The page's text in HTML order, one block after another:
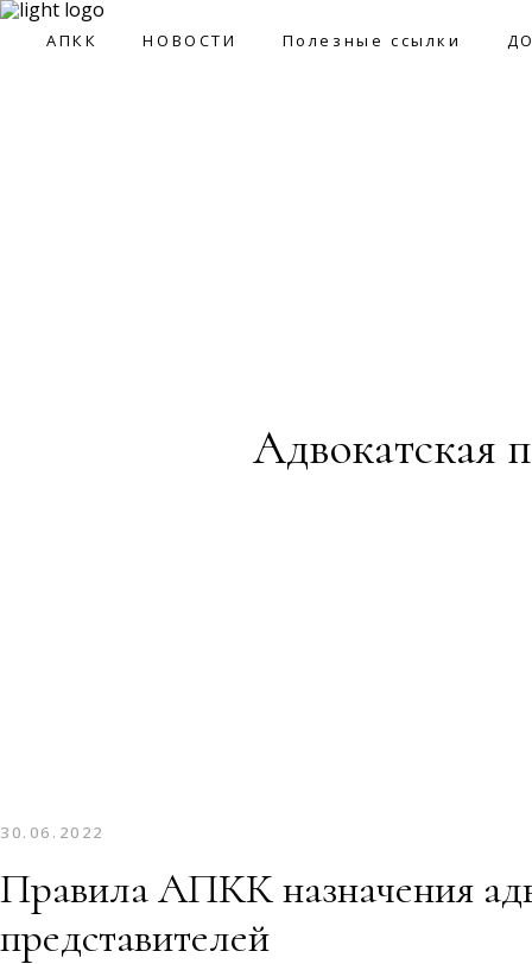
АПКК НОВОСТИ Полезные ссылки
Адвокатская
30.06.2022
Правила АПКК назначения
представителей